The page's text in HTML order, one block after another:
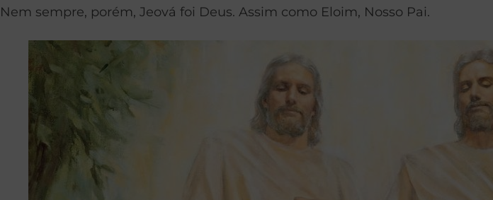
Nem sempre, porém, Jeová foi Deus. Assim como Eloim, Nosso Pai.